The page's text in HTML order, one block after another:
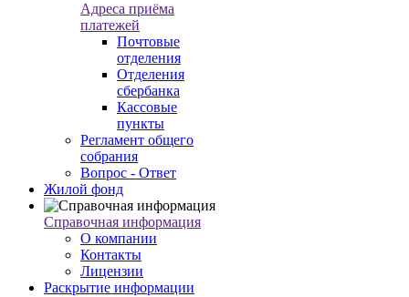
Адреса приёма
платежей
Почтовые
отделения
Отделения
сбербанка
Кассовые
пункты
Регламент общего
собрания
Вопрос - Ответ
Жилой фонд
Справочная информация
О компании
Контакты
Лицензии
Раскрытие информации